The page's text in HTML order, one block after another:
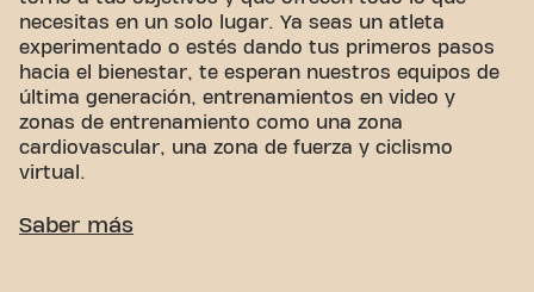
necesitas en un solo lugar. Ya seas un atleta
experimentado o estés dando tus primeros pasos
hacia el bienestar, te esperan nuestros equipos de
última generación, entrenamientos en video y
zonas de entrenamiento como una zona
cardiovascular, una zona de fuerza y ​​ciclismo
virtual.